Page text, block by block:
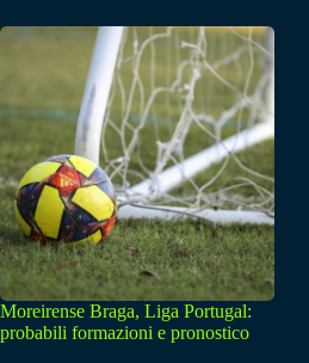
Moreirense Braga, Liga Portugal:
probabili formazioni e pronostico